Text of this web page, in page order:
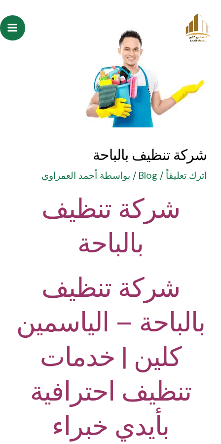
إلى
المحتوى
شركة تنظيف بالباحة
اترك تعليقاً /
Blog / بواسطة أحمد العمراوي
شركة تنظيف
بالباحة
شركة تنظيف
بالباحة – الياسمين
كلين | خدمات
تنظيف احترافية
بأيدي خبراء
navigation